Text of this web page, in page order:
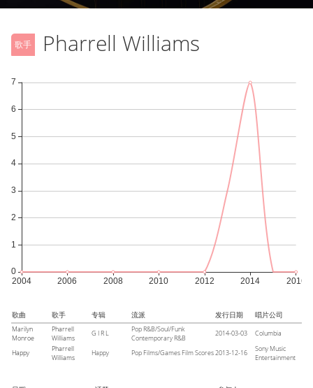
歌手 Pharrell Williams
歌曲 歌手 专辑 流派 发行日期 唱片公司
Marilyn
Monroe
Pharrell
Williams
G I R L
Pop R&B/Soul/Funk
Contemporary R&B
2014-03-03 Columbia
Happy
Pharrell
Williams
Happy Pop Films/Games Film Scores2013-12-16
Sony Music
Entertainment